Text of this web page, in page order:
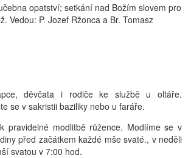
opatství; setkání nad Božím slovem pro
Vedou: P. Jozef Ržonca a Br. Tomasz
děvčata i rodiče ke službě u oltáře.
se v sakristii baziliky nebo u faráře.
pravidelné modlitbě růžence. Modlíme se v
před začátkem každé mše svaté., v neděli
svatou v 7:00 hod.